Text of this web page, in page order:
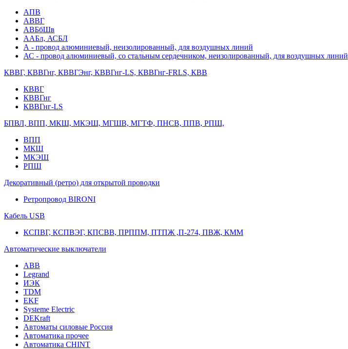
АПВ
АВВГ
АВБбШв
ААБл, АСБЛ
А - провод алюминиевый, неизолированный, для воздушных линий
АС - провод алюминиевый, со стальным сердечником, неизолированный, для воздушных линий
КВВГ, КВВГнг, КВВГЭнг, КВВГнг-LS, КВВГнг-FRLS, КВВ
КВВГ
КВВГнг
КВВГнг-LS
БПВЛ, ВПП, МКШ, МКЭШ, МГШВ, МГТФ, ПНСВ, ППВ, РПШ,
ВПП
МКШ
МКЭШ
РПШ
Декоративный (ретро) для открытой проводки
Ретропровод BIRONI
Кабель USB
КСПВГ, КСПВЭГ, КПСВВ, ПРППМ, ПТПЖ ,П-274, ПВЖ, КММ
Автоматические выключатели
ABB
Legrand
ИЭК
TDM
EKF
Systeme Electric
DEKraft
Автоматы силовые Россия
Автоматика прочее
Автоматика CHINT